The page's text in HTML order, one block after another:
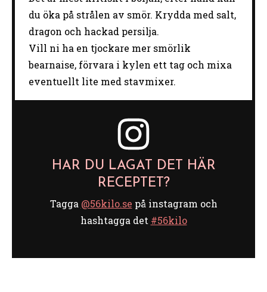
du öka på strålen av smör. Krydda med salt,
dragon och hackad persilja.
Vill ni ha en tjockare mer smörlik
bearnaise, förvara i kylen ett tag och mixa
eventuellt lite med stavmixer.
HAR DU LAGAT DET HÄR
RECEPTET?
Tagga @56kilo.se på instagram och
hashtagga det #56kilo